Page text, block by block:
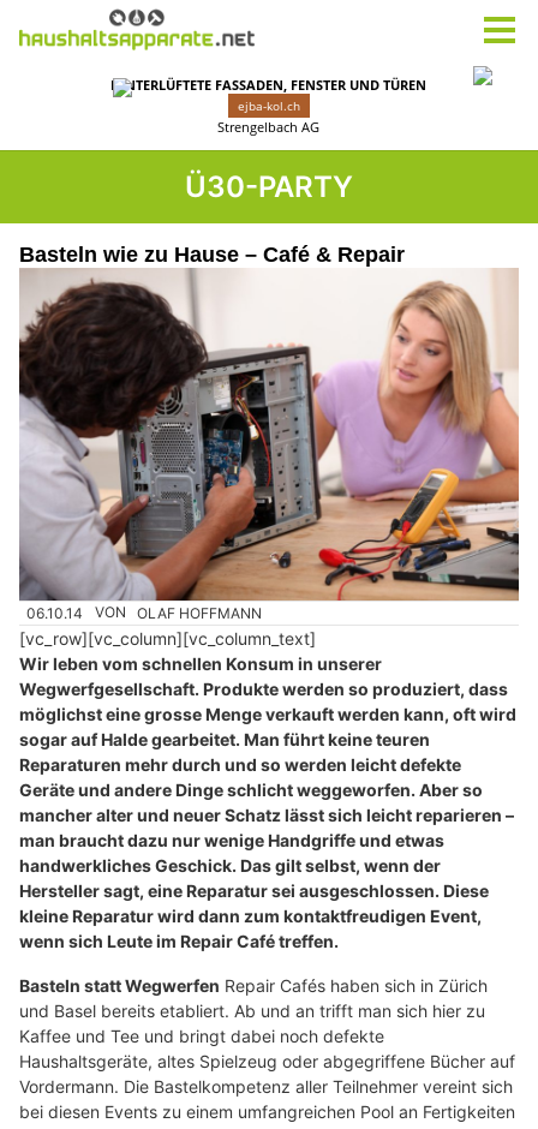
Ü30-PARTY
Basteln wie zu Hause – Café & Repair
06.10.14 VON OLAF HOFFMANN
[vc_row][vc_column][vc_column_text]
Wir leben vom schnellen Konsum in unserer
Wegwerfgesellschaft. Produkte werden so produziert, dass
möglichst eine grosse Menge verkauft werden kann, oft wird
sogar auf Halde gearbeitet. Man führt keine teuren
Reparaturen mehr durch und so werden leicht defekte
Geräte und andere Dinge schlicht weggeworfen. Aber so
mancher alter und neuer Schatz lässt sich leicht reparieren –
man braucht dazu nur wenige Handgriffe und etwas
handwerkliches Geschick. Das gilt selbst, wenn der
Hersteller sagt, eine Reparatur sei ausgeschlossen. Diese
kleine Reparatur wird dann zum kontaktfreudigen Event,
wenn sich Leute im Repair Café treffen.
Basteln statt Wegwerfen Repair Cafés haben sich in Zürich
und Basel bereits etabliert. Ab und an trifft man sich hier zu
Kaffee und Tee und bringt dabei noch defekte
Haushaltsgeräte, altes Spielzeug oder abgegriffene Bücher auf
Vordermann. Die Bastelkompetenz aller Teilnehmer vereint sich
bei diesen Events zu einem umfangreichen Pool an Fertigkeiten